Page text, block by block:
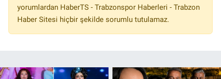
yorumlardan HaberTS - Trabzonspor Haberleri - Trabzon
Haber Sitesi hiçbir şekilde sorumlu tutulamaz.